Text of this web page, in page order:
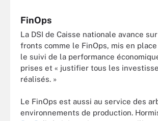
FinOps
La DSI de Caisse nationale avance sur
fronts comme le FinOps, mis en
le suivi de la performance
prises et « justifier tous les
réalisés. »
Le FinOps est aussi au service des
environnements de production.